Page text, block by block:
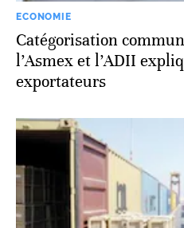
ECONOMIE
Catégorisation
l’Asmex et l’ADII
exportateurs